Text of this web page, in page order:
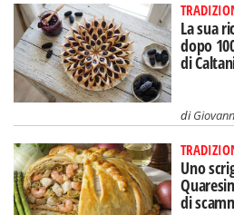
La sua
dopo
di
di
Uno
di